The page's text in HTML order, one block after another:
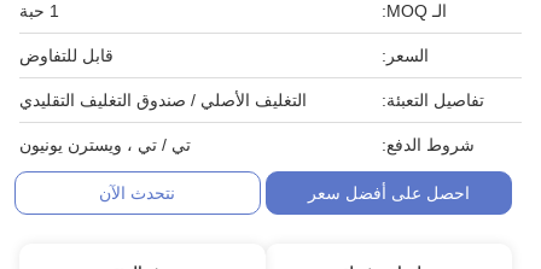
الـ MOQ: 1 حبة
السعر: قابل للتفاوض
تفاصيل التعبئة: التغليف الأصلي / صندوق التغليف التقليدي
شروط الدفع: تي / تي ، ويسترن يونيون
احصل على أفضل سعر نتحدث الآن